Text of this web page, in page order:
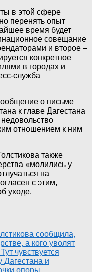
в этой сфере
перенять опыт
время будет
совещание
и второе –
конкретное
в городах и
служба
о письме
к главе Дагестана
отношением к ним
также
«молились у
на
с этим,
уходе.
сообщила,
а кого уволят
чувствуется
Дагестана и